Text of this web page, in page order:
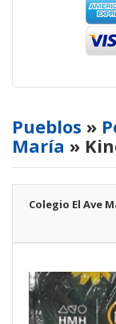
Pueblos »
María »
Colegio El Ave